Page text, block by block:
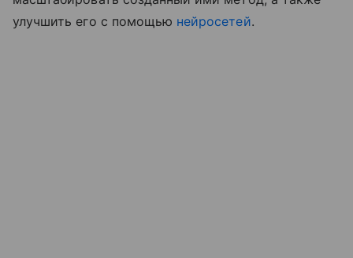
улучшить его с помощью нейросетей.